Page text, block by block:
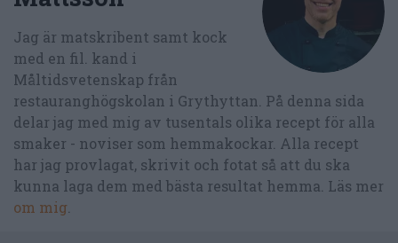
Jag är matskribent samt kock
med en fil. kand i
Måltidsvetenskap från
restauranghögskolan i Grythyttan. På denna sida
delar jag med mig av tusentals olika recept för alla
smaker - noviser som hemmakockar. Alla recept
har jag provlagat, skrivit och fotat så att du ska
kunna laga dem med bästa resultat hemma. Läs mer
om mig.